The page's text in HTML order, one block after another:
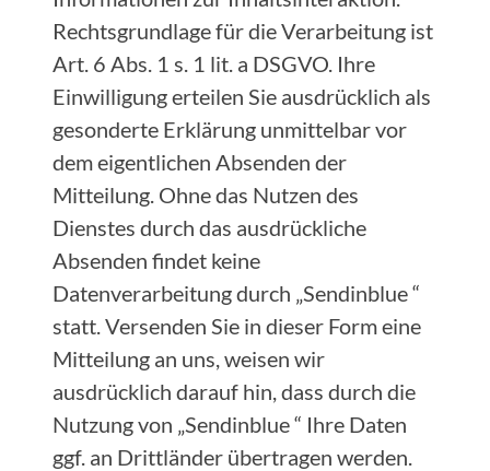
Rechtsgrundlage für die Verarbeitung ist
Art. 6 Abs. 1 s. 1 lit. a DSGVO. Ihre
Einwilligung erteilen Sie ausdrücklich als
gesonderte Erklärung unmittelbar vor
dem eigentlichen Absenden der
Mitteilung. Ohne das Nutzen des
Dienstes durch das ausdrückliche
Absenden findet keine
Datenverarbeitung durch „Sendinblue “
statt. Versenden Sie in dieser Form eine
Mitteilung an uns, weisen wir
ausdrücklich darauf hin, dass durch die
Nutzung von „Sendinblue “ Ihre Daten
ggf. an Drittländer übertragen werden.